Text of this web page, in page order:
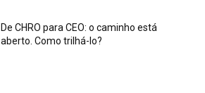
De CHRO para CEO: o caminho está
aberto. Como trilhá-lo?